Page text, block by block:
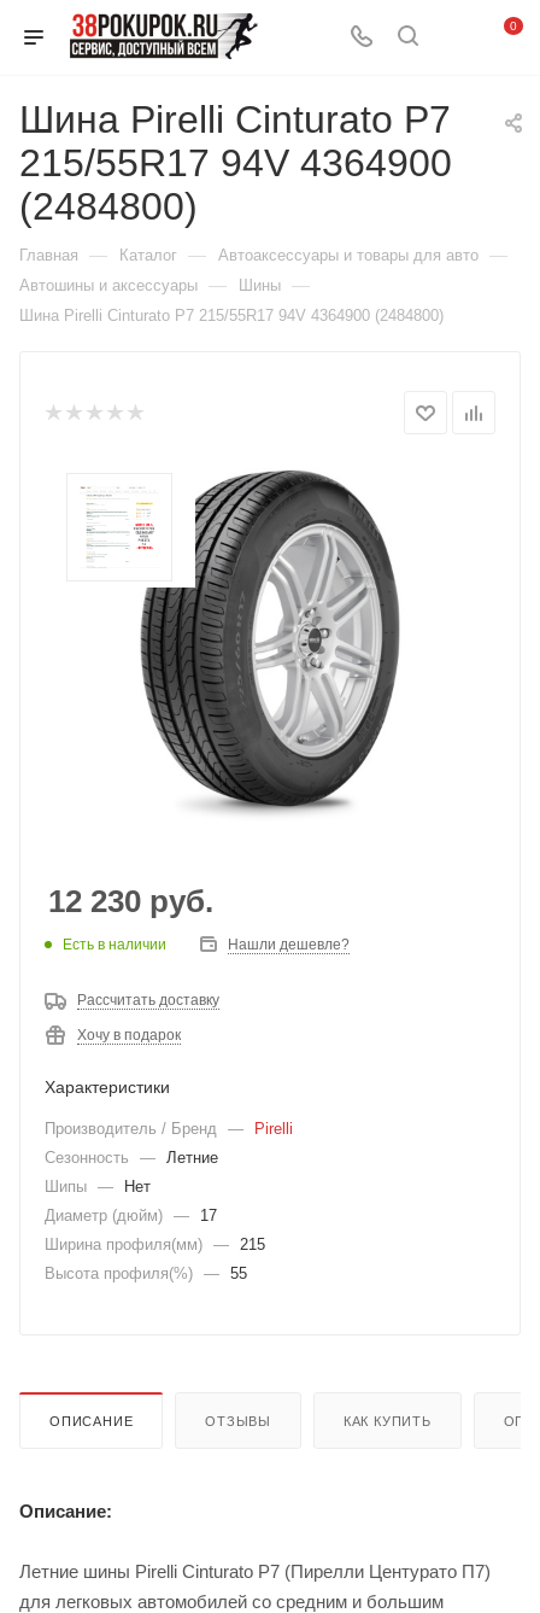
0
Шина Pirelli Cinturato P7
215/55R17 94V 4364900
(2484800)
Главная — Каталог — Автоаксессуары и товары для авто —
Автошины и аксессуары — Шины —
Шина Pirelli Cinturato P7 215/55R17 94V 4364900 (2484800)
12 230 руб.
Есть в наличии Нашли дешевле?
Рассчитать доставку
Хочу в подарок
Характеристики
Производитель / Бренд —
Pirelli
Сезонность
— Летние
Шипы —
Нет
Диаметр (дюйм) —
17
Ширина профиля(мм) — 215
Высота профиля(%) — 55
ОПИСАНИЕ ОТЗЫВЫ КАК КУПИТЬ
Описание:
Летние шины Рirelli Cinturato P7 (Пирелли Центурато П7)
для легковых автомобилей со средним и большим